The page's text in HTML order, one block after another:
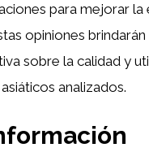
para mejorar la
opiniones
sobre la calidad y
analizados.